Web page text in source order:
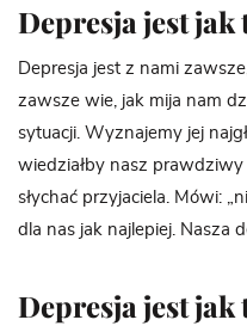
Depresja jest
Depresja jest z nami
zawsze wie, jak mija nam
sytuacji. Wyznajemy jej
wiedziałby nasz prawdziwy
słychać przyjaciela. Mówi:
dla nas jak najlepiej. Nasza
Depresja jest